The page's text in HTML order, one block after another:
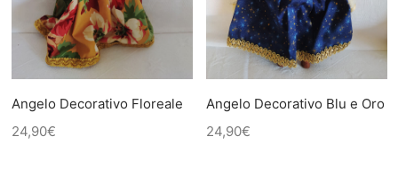
Angelo Decorativo Floreale
24,90€
Angelo Decorativo Blu e Oro
24,90€